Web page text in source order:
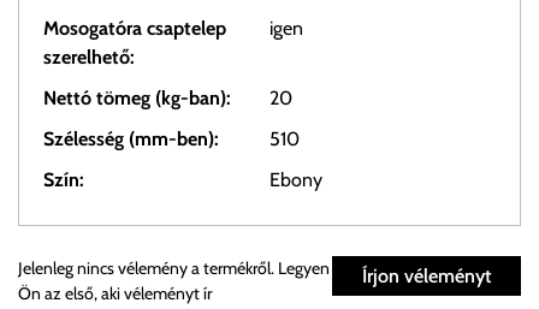
Mosogatóra csaptelep
szerelhető:
igen
Nettó tömeg (kg-ban):
20
Szélesség (mm-ben):
510
Szín:
Ebony
Személyes átvétel:
Írjon véleményt
Jelenleg nincs vélemény a termékről. Legyen
Ön az első, aki véleményt ír